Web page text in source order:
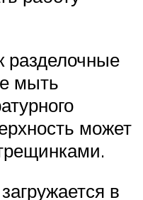
разделочные
мыть
может
в